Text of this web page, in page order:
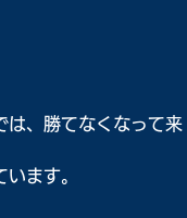
は、勝てなくなって来
ます。